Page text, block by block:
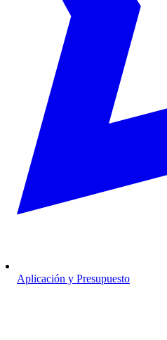
Aplicación y Presupuesto